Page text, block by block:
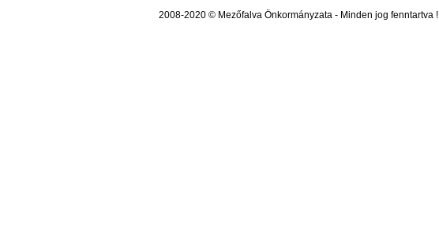
2008-2020 © Mezőfalva Önkormányzata - Minden jog fenntartva !